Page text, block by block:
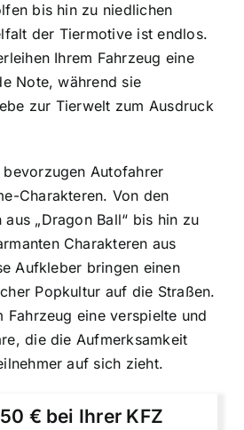
bis hin zu niedlichen
der Tiermotive ist endlos.
Ihrem Fahrzeug eine
Note, während sie
zur Tierwelt zum Ausdruck
Autofahrer
Charakteren. Von den
aus „Dragon Ball“ bis hin zu
Charakteren aus
Aufkleber bringen einen
Popkultur auf die Straßen.
Fahrzeug eine verspielte und
die die Aufmerksamkeit
auf sich zieht.
€ bei Ihrer KFZ